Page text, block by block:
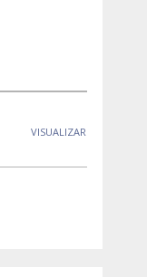
VISUALIZAR